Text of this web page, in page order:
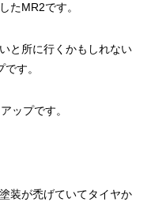
たMR2です。
と所に行くかもしれない
す。
ップです。
装が禿げていてタイヤか